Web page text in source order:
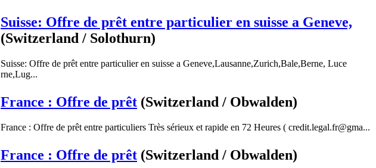
Suisse: Offre de prêt entre particulier en suisse a Geneve,
(Switzerland / Solothurn)
Suisse: Offre de prêt entre particulier en suisse a Geneve,Lausanne,Zurich,Bale,Berne, Luce
rne,Lug...
France : Offre de prêt (Switzerland / Obwalden)
France : Offre de prêt entre particuliers Très sérieux et rapide en 72 Heures ( credit.legal.fr@gma...
France : Offre de prêt (Switzerland / Obwalden)